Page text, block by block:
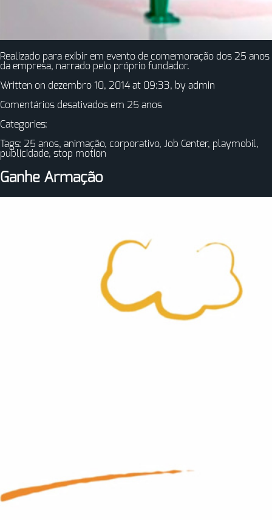
Realizado para exibir em evento de comemoração dos 25 anos
da empresa, narrado pelo próprio fundador.
Written on dezembro 10, 2014 at 09:33, by admin
Comentários desativados em 25 anos
Categories:
Tags: 25 anos, animação, corporativo, Job Center, playmobil,
publicidade, stop motion
Ganhe Armação